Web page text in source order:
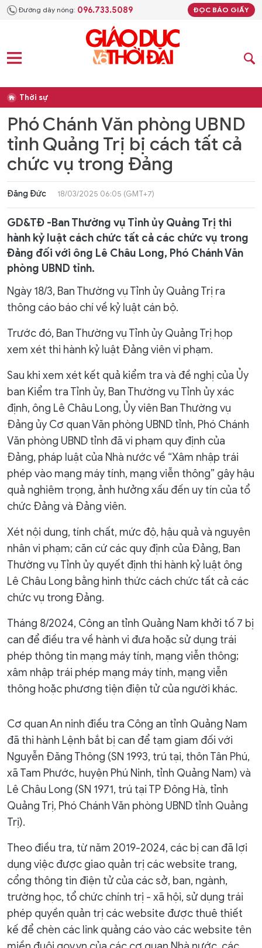
Đường dây nóng: 096.733.5089 ĐỌC BÁO GIẤY
Thời sự
Phó Chánh Văn phòng UBND
tỉnh Quảng Trị bị cách tất cả
chức vụ trong Đảng
Đăng Đức 18/03/2025 06:05 (GMT+7)
GD&TĐ -Ban Thường vụ Tỉnh ủy Quảng Trị thi
hành kỷ luật cách chức tất cả các chức vụ trong
Đảng đối với ông Lê Châu Long, Phó Chánh Văn
phòng UBND tỉnh.
Ngày 18/3, Ban Thường vụ Tỉnh ủy Quảng Trị ra
thông cáo báo chí về kỷ luật cán bộ.
Trước đó, Ban Thường vụ Tỉnh ủy Quảng Trị họp
xem xét thi hành kỷ luật Đảng viên vi phạm.
Sau khi xem xét kết quả kiểm tra và đề nghị của Ủy
ban Kiểm tra Tỉnh ủy, Ban Thường vụ Tỉnh ủy xác
định, ông Lê Châu Long, Ủy viên Ban Thường vụ
Đảng ủy Cơ quan Văn phòng UBND tỉnh, Phó Chánh
Văn phòng UBND tỉnh đã vi phạm quy định của
Đảng, pháp luật của Nhà nước về “Xâm nhập trái
phép vào mạng máy tính, mạng viễn thông” gây hậu
quả nghiêm trọng, ảnh hưởng xấu đến uy tín của tổ
chức Đảng và Đảng viên.
Xét nội dung, tính chất, mức độ, hậu quả và nguyên
nhân vi phạm; căn cứ các quy định của Đảng, Ban
Thường vụ Tỉnh ủy quyết định thi hành kỷ luật ông
Lê Châu Long bằng hình thức cách chức tất cả các
chức vụ trong Đảng.
Tháng 8/2024, Công an tỉnh Quảng Nam khởi tố 7 bị
can để điều tra về hành vi đưa hoặc sử dụng trái
phép thông tin mạng máy tính, mạng viễn thông;
xâm nhập trái phép mạng máy tính, mạng viễn
thông hoặc phương tiện điện tử của người khác.
Cơ quan An ninh điều tra Công an tỉnh Quảng Nam
đã thi hành Lệnh bắt bị can để tạm giam đối với
Nguyễn Đăng Thông (SN 1993, trú tại, thôn Tân Phú,
xã Tam Phước, huyện Phú Ninh, tỉnh Quảng Nam) và
Lê Châu Long (SN 1971, trú tại TP Đông Hà, tỉnh
Quảng Trị, Phó Chánh Văn phòng UBND tỉnh Quảng
Trị).
Theo điều tra, từ năm 2019-2024, các bị can đã lợi
dụng việc được giao quản trị các website trang,
cổng thông tin điện tử của các sở, ban, ngành,
trường học, tổ chức chính trị - xã hội, sử dụng trái
phép quyền quản trị các website được thuê thiết
kế để chèn các link quảng cáo vào các website tên